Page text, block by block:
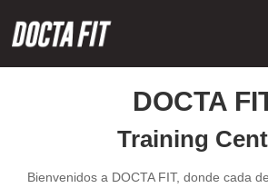
DOCTA
Training
Bienvenidos a DOCTA FIT, donde cada